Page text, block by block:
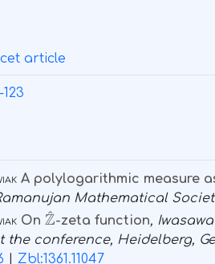
article
A polylogarithmic measure
Mathematical
On
Z
-zeta function,
conference, Heidelberg,
Zbl:1361.11047